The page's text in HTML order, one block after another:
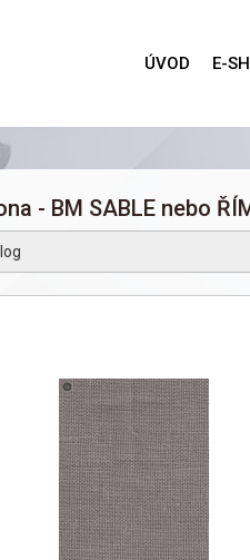
ÚVOD E-
- BM SABLE nebo